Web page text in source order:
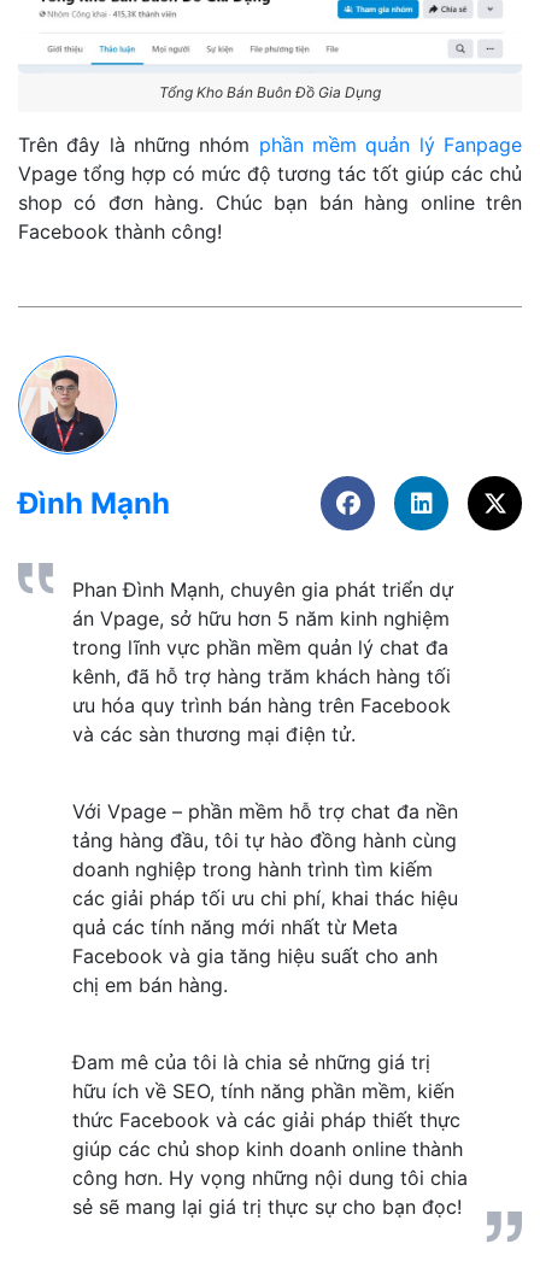
Tổng Kho Bán Buôn Đồ Gia Dụng
Trên đây là những nhóm phần mềm quản lý Fanpage
Vpage tổng hợp có mức độ tương tác tốt giúp các chủ
shop có đơn hàng. Chúc bạn bán hàng online trên
Facebook thành công!
Đình Mạnh
Phan Đình Mạnh, chuyên gia phát triển dự
án Vpage, sở hữu hơn 5 năm kinh nghiệm
trong lĩnh vực phần mềm quản lý chat đa
kênh, đã hỗ trợ hàng trăm khách hàng tối
ưu hóa quy trình bán hàng trên Facebook
và các sàn thương mại điện tử.
Với Vpage – phần mềm hỗ trợ chat đa nền
tảng hàng đầu, tôi tự hào đồng hành cùng
doanh nghiệp trong hành trình tìm kiếm
các giải pháp tối ưu chi phí, khai thác hiệu
quả các tính năng mới nhất từ Meta
Facebook và gia tăng hiệu suất cho anh
chị em bán hàng.
Đam mê của tôi là chia sẻ những giá trị
hữu ích về SEO, tính năng phần mềm, kiến
thức Facebook và các giải pháp thiết thực
giúp các chủ shop kinh doanh online thành
công hơn. Hy vọng những nội dung tôi chia
sẻ sẽ mang lại giá trị thực sự cho bạn đọc!